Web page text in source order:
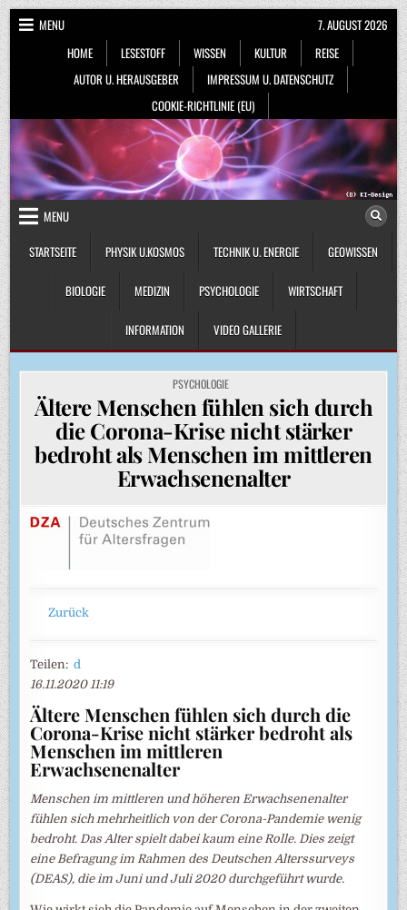
Skip
to
content
MENU
HOME
LESESTOFF WISSEN KULTUR
REISE
AUTOR U. HERAUSGEBER
IMPRESSUM U. DATENSCHUTZ
COOKIE-RICHTLINIE (EU)
7. AUGUST 2026
MENU
STARTSEITE
PHYSIK U.KOSMOS TECHNIK U. ENERGIE GEOWISSEN
BIOLOGIE MEDIZIN PSYCHOLOGIE WIRTSCHAFT
INFORMATION VIDEO GALLERIE
POSTED
IN
PSYCHOLOGIE
Ältere Menschen fühlen sich durch
die Corona-Krise nicht stärker
bedroht als Menschen im mittleren
Erwachsenenalter
Zurück
Teilen:d
16.11.2020 11:19
Ältere Menschen fühlen sich durch die
Corona-Krise nicht stärker bedroht als
Menschen im mittleren
Erwachsenenalter
Menschen im mittleren und höheren Erwachsenenalter
fühlen sich mehrheitlich von der Corona-Pandemie wenig
bedroht. Das Alter spielt dabei kaum eine Rolle. Dies zeigt
eine Befragung im Rahmen des Deutschen Alterssurveys
(DEAS), die im Juni und Juli 2020 durchgeführt wurde.